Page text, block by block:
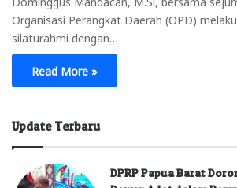
Organisasi Perangkat Daerah (OPD)
silaturahmi dengan…
Read More »
Update Terbaru
DPRP Papua Barat